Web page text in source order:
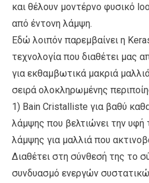
και θέλουν μοντέρνο φυσικό
από έντονη λάμψη.
Εδώ λοιπόν παρεμβαίνει η
τεχνολογία που διαθέτει μας
για εκθαμβωτικά μακριά
σειρά ολοκληρωμένης
1) Bain Cristalliste για βαθύ
λάμψης που βελτιώνει την υφή
λάμψης για μαλλιά που
Διαθέτει στη σύνθεσή της το
συνδυασμό ενεργών